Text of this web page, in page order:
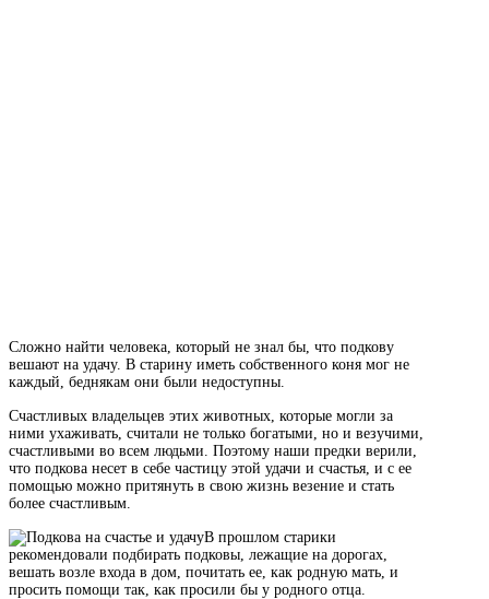
Сложно найти человека, который не знал бы, что подкову
вешают на удачу. В старину иметь собственного коня мог не
каждый, беднякам они были недоступны.
Счастливых владельцев этих животных, которые могли за
ними ухаживать, считали не только богатыми, но и везучими,
счастливыми во всем людьми. Поэтому наши предки верили,
что подкова несет в себе частицу этой удачи и счастья, и с ее
помощью можно притянуть в свою жизнь везение и стать
более счастливым.
В прошлом старики
рекомендовали подбирать подковы, лежащие на дорогах,
вешать возле входа в дом, почитать ее, как родную мать, и
просить помощи так, как просили бы у родного отца.